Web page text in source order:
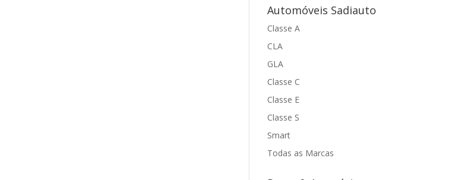
Automóveis Sadiauto
Classe A
CLA
GLA
Classe C
Classe E
Classe S
Smart
Todas as Marcas